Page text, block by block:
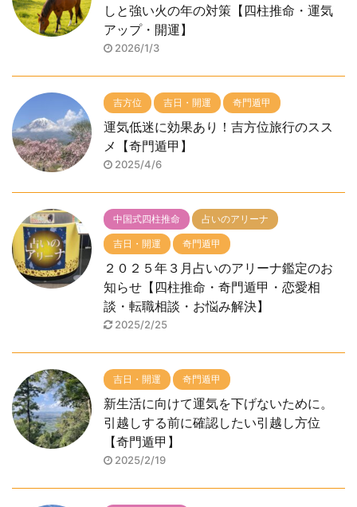
しと強い火の年の対策【四柱推命・運気
アップ・開運】
2026/1/3
吉方位 吉日・開運 奇門遁甲
運気低迷に効果あり！吉方位旅行のスス
メ【奇門遁甲】
2025/4/6
中国式四柱推命 占いのアリーナ
吉日・開運 奇門遁甲
２０２５年３月占いのアリーナ鑑定のお
知らせ【四柱推命・奇門遁甲・恋愛相
談・転職相談・お悩み解決】
2025/2/25
吉日・開運 奇門遁甲
新生活に向けて運気を下げないために。
引越しする前に確認したい引越し方位
【奇門遁甲】
2025/2/19